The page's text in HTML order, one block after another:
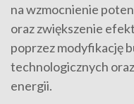
na wzmocnienie
oraz zwiększenie
poprzez modyfikację
technologicznych
energii.